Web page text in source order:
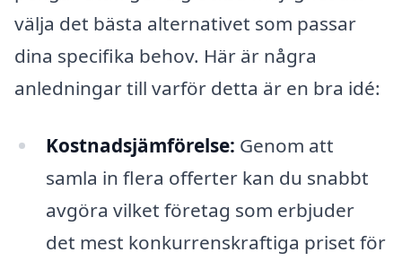
välja det bästa alternativet som passar
dina specifika behov. Här är några
anledningar till varför detta är en bra idé:
Kostnadsjämförelse: Genom att
samla in flera offerter kan du snabbt
avgöra vilket företag som erbjuder
det mest konkurrenskraftiga priset för